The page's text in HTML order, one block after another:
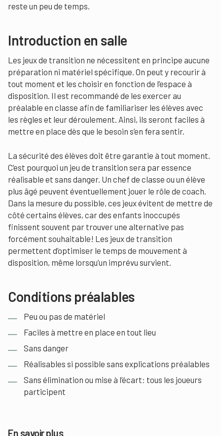
reste un peu de temps.
Introduction en salle
Les jeux de transition ne nécessitent en principe aucune
préparation ni matériel spécifique. On peut y recourir à
tout moment et les choisir en fonction de l’espace à
disposition. Il est recommandé de les exercer au
préalable en classe afin de familiariser les élèves avec
les règles et leur déroulement. Ainsi, ils seront faciles à
mettre en place dès que le besoin s’en fera sentir.
La sécurité des élèves doit être garantie à tout moment.
C’est pourquoi un jeu de transition sera par essence
réalisable et sans danger. Un chef de classe ou un élève
plus âgé peuvent éventuellement jouer le rôle de coach.
Dans la mesure du possible, ces jeux évitent de mettre de
côté certains élèves, car des enfants inoccupés
finissent souvent par trouver une alternative pas
forcément souhaitable! Les jeux de transition
permettent d’optimiser le temps de mouvement à
disposition, même lorsqu’un imprévu survient.
Conditions préalables
Peu ou pas de matériel
Faciles à mettre en place en tout lieu
Sans danger
Réalisables si possible sans explications préalables
Sans élimination ou mise à l’écart: tous les joueurs
participent
En savoir plus